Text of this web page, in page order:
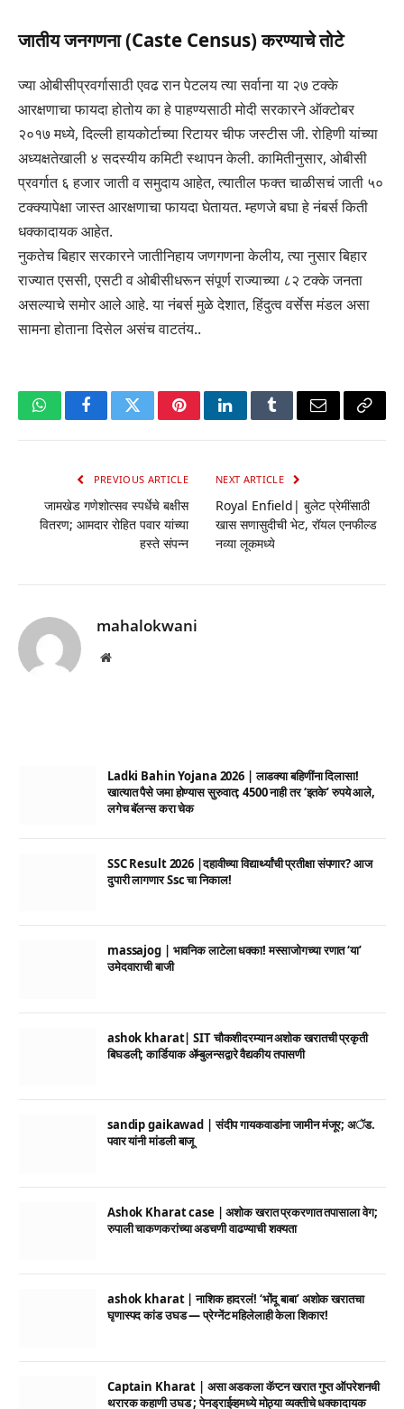
जातीय जनगणना (Caste Census) करण्याचे तोटे
ज्या ओबीसीप्रवर्गासाठी एवढ रान पेटलय त्या सर्वाना या २७ टक्के
आरक्षणाचा फायदा होतोय का हे पाहण्यसाठी मोदी सरकारने ऑक्टोबर
२०१७ मध्ये, दिल्ली हायकोर्टाच्या रिटायर चीफ जस्टीस जी. रोहिणी यांच्या
अध्यक्षतेखाली ४ सदस्यीय कमिटी स्थापन केली. कामितीनुसार, ओबीसी
प्रवर्गात ६ हजार जाती व समुदाय आहेत, त्यातील फक्त चाळीसचं जाती ५०
टक्क्यापेक्षा जास्त आरक्षणाचा फायदा घेतायत. म्हणजे बघा हे नंबर्स किती
धक्कादायक आहेत.
नुकतेच बिहार सरकारने जातीनिहाय जणगणना केलीय, त्या नुसार बिहार
राज्यात एससी, एसटी व ओबीसीधरून संपूर्ण राज्याच्या ८२ टक्के जनता
असल्याचे समोर आले आहे. या नंबर्स मुळे देशात, हिंदुत्व वर्सेस मंडल असा
सामना होताना दिसेल असंच वाटतंय..
WhatsAppFacebookTwitterPinterestLinkedInTumblrEmail Copy
PREVIOUS ARTICLE
जामखेड गणेशोत्सव स्पर्धेचे बक्षीस
वितरण; आमदार रोहित पवार यांच्या
हस्ते संपन्न
NEXT ARTICLE
Royal Enfield| बुलेट प्रेमींसाठी
खास सणासुदीची भेट, रॉयल एनफील्ड
नव्या लूकमध्ये
mahalokwani
Website
Ladki Bahin Yojana 2026 | लाडक्या बहिणींना दिलासा!
खात्यात पैसे जमा होण्यास सुरुवात; 4500 नाही तर ‘इतके’ रुपये आले,
लगेच बॅलन्स करा चेक
SSC Result 2026 |दहावीच्या विद्यार्थ्यांची प्रतीक्षा संपणार? आज
दुपारी लागणार Ssc चा निकाल!
massajog | भावनिक लाटेला धक्का! मस्साजोगच्या रणात ‘या’
उमेदवाराची बाजी
ashok kharat| SIT चौकशीदरम्यान अशोक खरातची प्रकृती
बिघडली; कार्डियाक ॲम्बुलन्सद्वारे वैद्यकीय तपासणी
sandip gaikawad | संदीप गायकवाडांना जामीन मंजूर; अॅड.
पवार यांनी मांडली बाजू
Ashok Kharat case | अशोक खरात प्रकरणात तपासाला वेग;
रुपाली चाकणकरांच्या अडचणी वाढण्याची शक्यता
ashok kharat | नाशिक हादरलं! ‘भोंदू बाबा’ अशोक खरातचा
घृणास्पद कांड उघड — प्रेग्नेंट महिलेलाही केला शिकार!
Captain Kharat | असा अडकला कॅप्टन खरात गुप्त ऑपरेशनची
थरारक कहाणी उघड ; पेनड्राईव्हमध्ये मोठ्या व्यक्तीचे धक्कादायक